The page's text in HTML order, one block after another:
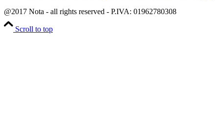
@2017 Nota - all rights reserved - P.IVA: 01962780308
Scroll to top